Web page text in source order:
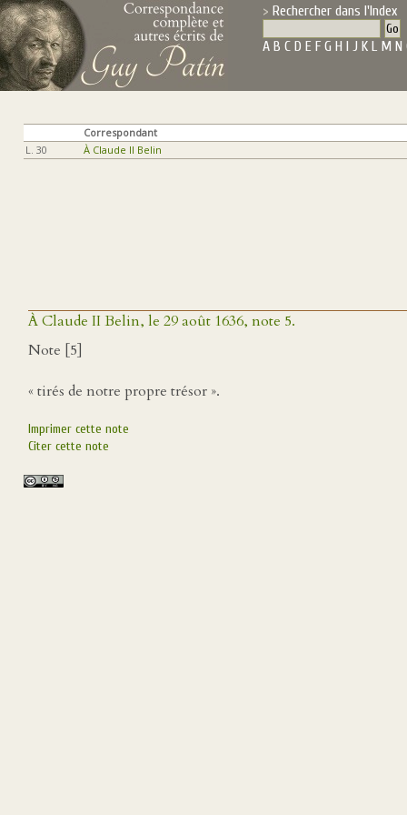
Rechercher dans l'Index
A B C D E F G H I J K L M N